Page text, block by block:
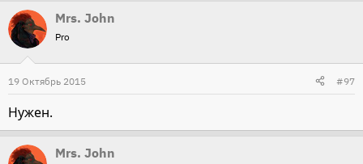
Mrs. John
Pro
19 Октябрь 2015 #97
Нужен.
Mrs. John